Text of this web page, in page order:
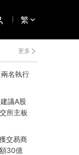
繁
更多
名執行
議A股
所主板
交易商
30億